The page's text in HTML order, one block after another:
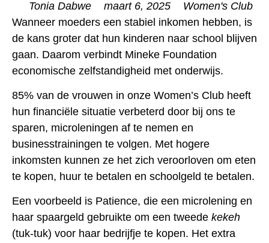
Tonia Dabwe maart 6, 2025
Women's Club
Wanneer moeders een stabiel inkomen hebben, is
de kans groter dat hun kinderen naar school blijven
gaan. Daarom verbindt Mineke Foundation
economische zelfstandigheid met onderwijs.
85% van de vrouwen in onze Women’s Club heeft
hun financiële situatie verbeterd door bij ons te
sparen, microleningen af te nemen en
businesstrainingen te volgen. Met hogere
inkomsten kunnen ze het zich veroorloven om eten
te kopen, huur te betalen en schoolgeld te betalen.
Een voorbeeld is Patience, die een microlening en
haar spaargeld gebruikte om een ​​tweede kekeh
(tuk-tuk) voor haar bedrijfje te kopen. Het extra